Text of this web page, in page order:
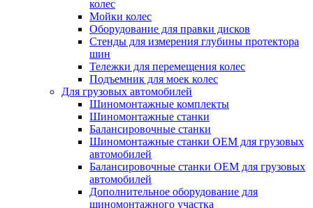
колес
Мойки колес
Оборудование для правки дисков
Стенды для измерения глубины протектора
шин
Тележки для перемещения колес
Подъемник для моек колеc
Для грузовых автомобилей
Шиномонтажные комплекты
Шиномонтажные станки
Балансировочные станки
Шиномонтажные станки ОЕМ для грузовых
автомобилей
Балансировочные станки ОЕМ для грузовых
автомобилей
Дополнительное оборудование для
шиномонтажного участка